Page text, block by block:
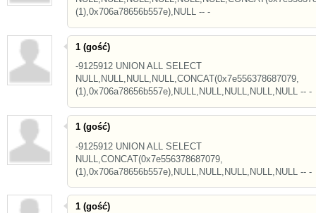
(1),0x706a78656b557e),NULL -- -
1 (gość)
-9125912 UNION ALL SELECT
NULL,NULL,NULL,NULL,CONCAT(0x7e556378687079,
(1),0x706a78656b557e),NULL,NULL,NULL,NULL,NULL -- -
1 (gość)
-9125912 UNION ALL SELECT
NULL,CONCAT(0x7e556378687079,
(1),0x706a78656b557e),NULL,NULL,NULL,NULL,NULL -- -
1 (gość)